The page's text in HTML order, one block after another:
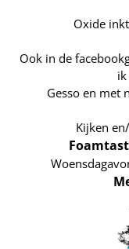
Oxide
Ook in de
Gesso en met
Kijken